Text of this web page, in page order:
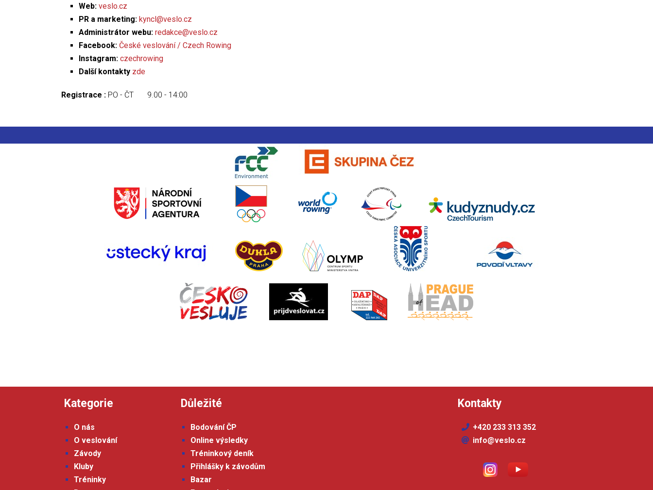
Web: veslo.cz
PR a marketing: kyncl@veslo.cz
Administrátor webu: redakce@veslo.cz
Facebook: České veslování / Czech Rowing
Instagram: czechrowing
Další kontakty zde
Registrace : PO - ČT 9.00 - 14:00
Kategorie
O nás
O veslování
Závody
Kluby
Tréninky
Důležité
Bodování ČP
Online výsledky
Tréninkový deník
Přihlášky k závodům
Bazar
Kontakty
+420 233 313 352
info@veslo.cz